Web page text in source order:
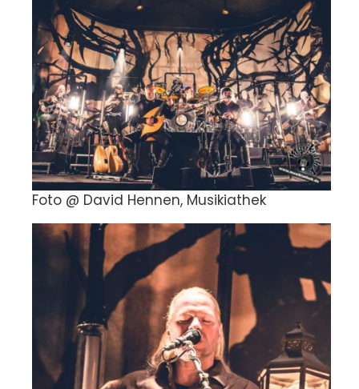
Foto @ David Hennen, Musikiathek